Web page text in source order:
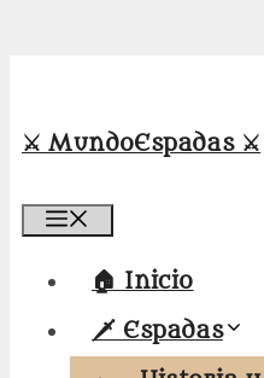
⚔️ MundoEspadas ⚔️
🏠 Inicio
🗡️ Espadas